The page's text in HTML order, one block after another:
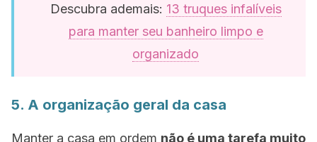
Descubra ademais: 13 truques infalíveis
para manter seu banheiro limpo e
organizado
5. A organização geral da casa
Manter a casa em ordem não é uma tarefa muito